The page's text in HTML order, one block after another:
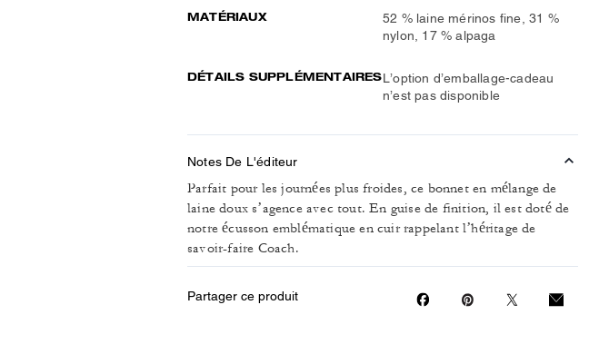
MATÉRIAUX
52 % laine mérinos fine, 31 %
nylon, 17 % alpaga
DÉTAILS SUPPLÉMENTAIRESL’option d’emballage-cadeau
n’est pas disponible
Notes De L'éditeur
Parfait pour les journées plus froides, ce bonnet en mélange de
laine doux s’agence avec tout. En guise de finition, il est doté de
notre écusson emblématique en cuir rappelant l’héritage de
savoir-faire Coach.
Partager ce produit